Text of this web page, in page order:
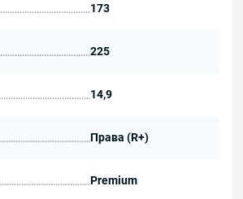
173
225
14,9
Права (R+)
Premium